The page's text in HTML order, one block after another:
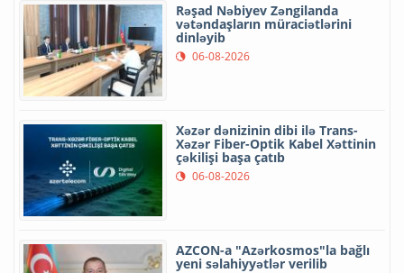
Rəşad Nəbiyev Zəngilanda
vətəndaşların müraciətlərini
dinləyib
06-08-2026
Xəzər dənizinin dibi ilə Trans-
Xəzər Fiber-Optik Kabel Xəttinin
çəkilişi başa çatıb
06-08-2026
AZCON-a "Azərkosmos"la bağlı
yeni səlahiyyətlər verilib